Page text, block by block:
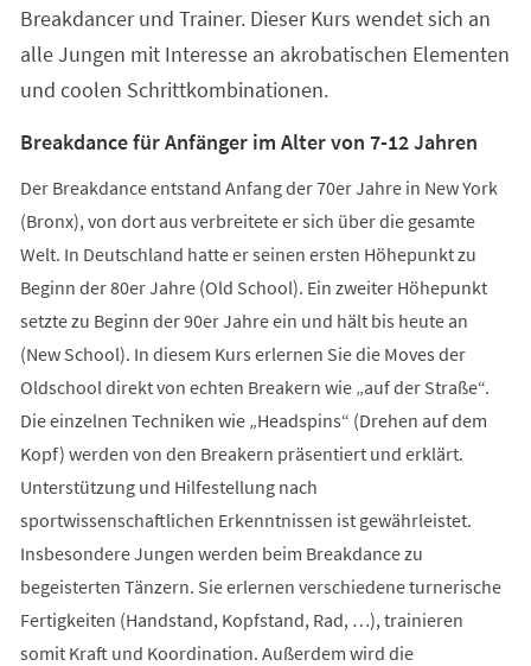
Breakdancer und Trainer. Dieser Kurs wendet sich an
alle Jungen mit Interesse an akrobatischen Elementen
und coolen Schrittkombinationen.
Breakdance für Anfänger im Alter von 7-12 Jahren
Der Breakdance entstand Anfang der 70er Jahre in New York
(Bronx), von dort aus verbreitete er sich über die gesamte
Welt. In Deutschland hatte er seinen ersten Höhepunkt zu
Beginn der 80er Jahre (Old School). Ein zweiter Höhepunkt
setzte zu Beginn der 90er Jahre ein und hält bis heute an
(New School). In diesem Kurs erlernen Sie die Moves der
Oldschool direkt von echten Breakern wie „auf der Straße“.
Die einzelnen Techniken wie „Headspins“ (Drehen auf dem
Kopf) werden von den Breakern präsentiert und erklärt.
Unterstützung und Hilfestellung nach
sportwissenschaftlichen Erkenntnissen ist gewährleistet.
Insbesondere Jungen werden beim Breakdance zu
begeisterten Tänzern. Sie erlernen verschiedene turnerische
Fertigkeiten (Handstand, Kopfstand, Rad, …), trainieren
somit Kraft und Koordination. Außerdem wird die